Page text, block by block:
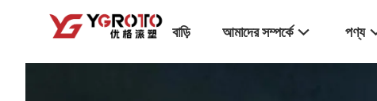
বাড়ি আমাদের সম্পর্কে পণ্য